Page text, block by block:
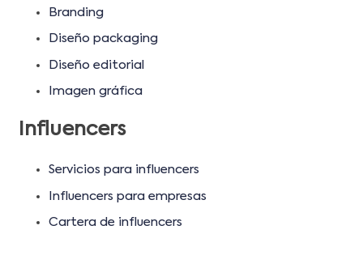
Branding
Diseño packaging
Diseño editorial
Imagen gráfica
Influencers
Servicios para influencers
Influencers para empresas
Cartera de influencers